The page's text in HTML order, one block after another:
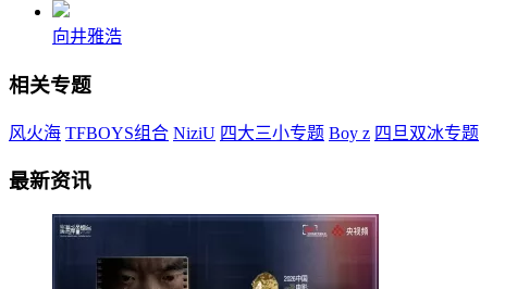
向井雅浩
相关专题
风火海 TFBOYS组合 NiziU 四大三小专题 Boy z 四旦双冰专题
最新资讯